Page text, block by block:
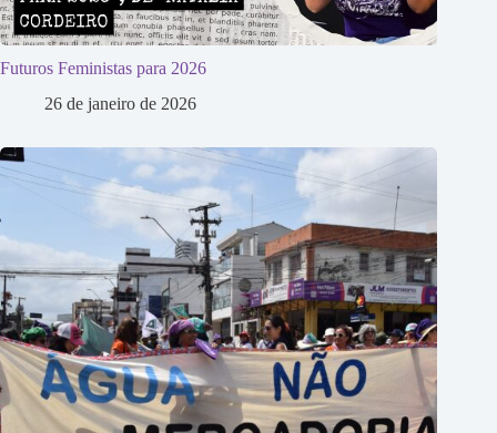
Futuros Feministas para 2026
26 de janeiro de 2026